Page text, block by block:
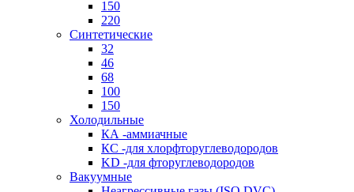
150
220
Синтетические
32
46
68
100
150
Холодильные
КА -аммиачные
КС -для хлорфторуглеводородов
KD -для фторуглеводородов
Вакуумные